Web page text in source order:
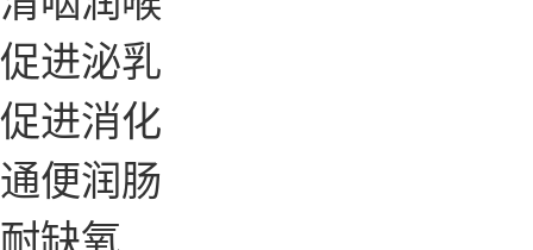
促进泌乳
促进消化
通便润肠
耐缺氧